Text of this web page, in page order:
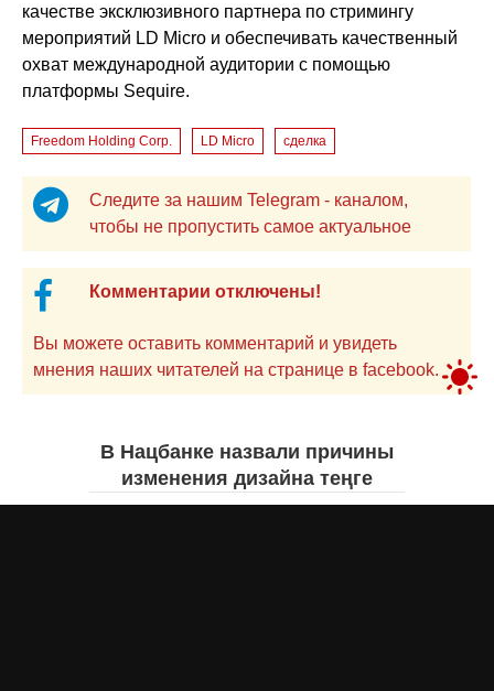
качестве эксклюзивного партнера по стримингу
мероприятий LD Micro и обеспечивать качественный
охват международной аудитории с помощью
платформы Sequire.
Freedom Holding Corp. LD Micro сделка
Следите за нашим Telegram - каналом,
чтобы не пропустить самое актуальное
Комментарии отключены!
Вы можете оставить комментарий и увидеть
мнения наших читателей на странице в facebook.
В Нацбанке назвали причины
изменения дизайна теңге